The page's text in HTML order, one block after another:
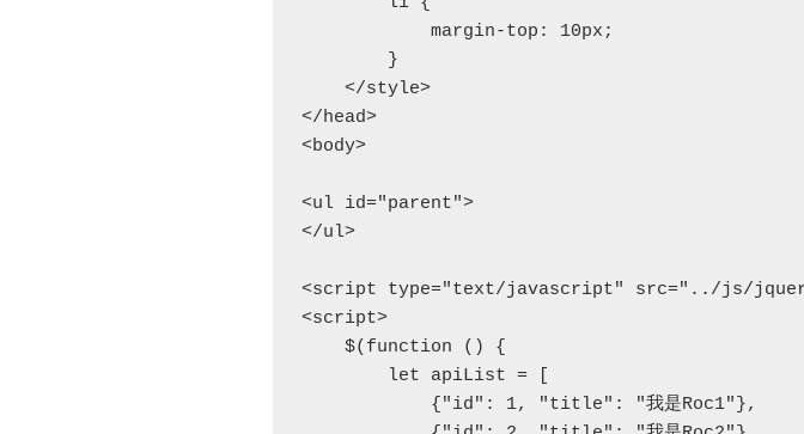
            margin-top: 10px;
    </style>
</head>
<body>
<ul id="parent">
</ul>
<script type="text/javascript" src="../js/
<script>
    $(function () {